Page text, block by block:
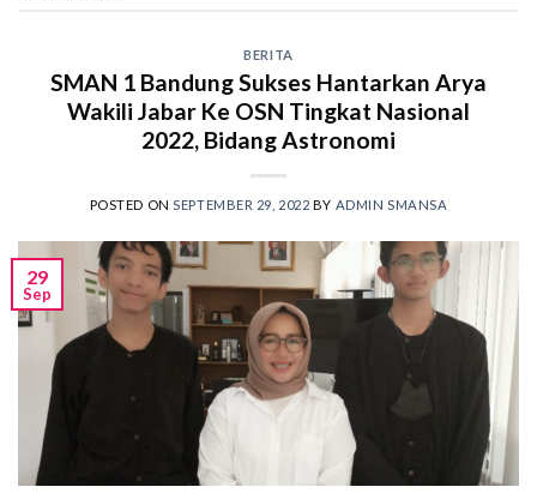
BERITA
SMAN 1 Bandung Sukses Hantarkan Arya
Wakili Jabar Ke OSN Tingkat Nasional
2022, Bidang Astronomi
POSTED ONSEPTEMBER 29, 2022 BY ADMIN SMANSA
29
Sep